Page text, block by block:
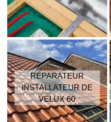
RÉPARATEUR
INSTALLATEUR DE
VELUX 60